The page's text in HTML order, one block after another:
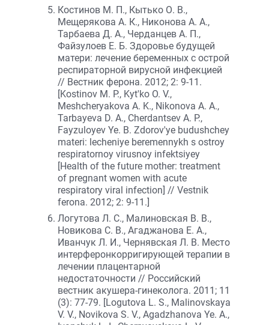
Костинов М. П., Кытько О. В.,
Мещерякова А. К., Никонова А. А.,
Тарбаева Д. А., Черданцев А. П.,
Файзулоев Е. Б. Здоровье будущей
матери: лечение беременных с острой
респираторной вирусной инфекцией
// Вестник ферона. 2012; 2: 9-11.
[Kostinov M. P., Kyt'ko O. V.,
Meshcheryakova A. K., Nikonova A. A.,
Tarbayeva D. A., Cherdantsev A. P.,
Fayzuloyev Ye. B. Zdorov'ye budushchey
materi: lecheniye beremennykh s ostroy
respiratornoy virusnoy infektsiyey
[Health of the future mother: treatment
of pregnant women with acute
respiratory viral infection] // Vestnik
ferona. 2012; 2: 9-11.]
Логутова Л. С., Малиновская В. В.,
Новикова С. В., Агаджанова Е. А.,
Иванчук Л. И., Чернявская Л. В. Место
интерферонкорригирующей терапии в
лечении плацентарной
недостаточности // Российский
вестник акушера-гинеколога. 2011; 11
(3): 77-79. [Logutova L. S., Malinovskaya
V. V., Novikova S. V., Agadzhanova Ye. A.,